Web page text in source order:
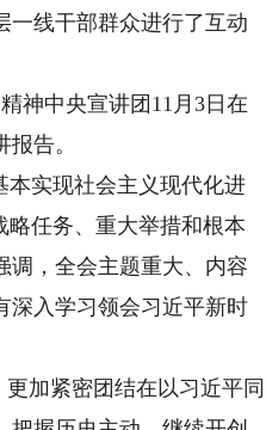
线干部群众进行了互动
神中央宣讲团11月3日在
告。
实现社会主义现代化进
略任务、重大举措和根本
调，全会主题重大、内容
深入学习领会习近平新时
加紧密团结在以习近平同